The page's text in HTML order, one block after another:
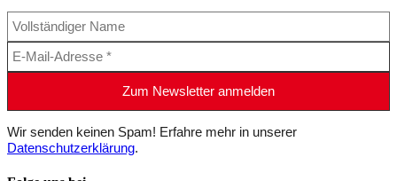
Wir senden keinen Spam! Erfahre mehr in unserer
Datenschutzerklärung.